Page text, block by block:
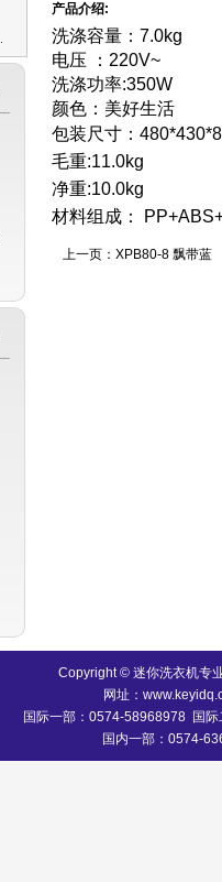
产品介绍:
洗涤容量：7.0kg
电压 ：220V~
洗涤功率:350W
颜色：美好生活
包装尺寸：
毛重:11.0kg
净重:10.0kg
材料组成：
上一页： XPB80-8 飘带蓝
Copyright © 迷你洗衣机专
网址：
国际一部：0574-58968978 国
国内一部：0574-